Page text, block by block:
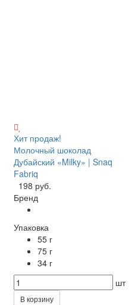
Хит продаж!
Молочный шоколад
Дубайский «Milky» | Snaq
Fabriq
198 руб.
Бренд
Упаковка
55 г
75 г
34 г
шт
В корзину